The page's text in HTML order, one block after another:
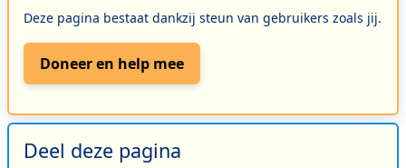
Deze pagina bestaat dankzij steun van gebruikers zoals jij.
Doneer en help mee
Deel deze pagina